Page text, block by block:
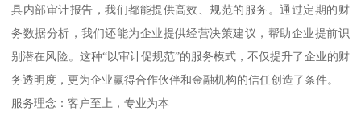
具内部审计报告，我们都能提供高效、规范的服务。通过定期的财
务数据分析，我们还能为企业提供经营决策建议，帮助企业提前识
别潜在风险。这种“以审计促规范”的服务模式，不仅提升了企业的财
务透明度，更为企业赢得合作伙伴和金融机构的信任创造了条件。
服务理念：客户至上，专业为本